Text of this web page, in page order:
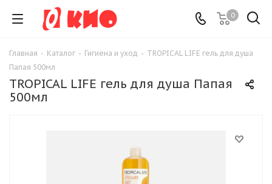
0
Главная - Каталог - Гигиена и уход - TROPICAL LIFE гель для душа
Папая 500мл
TROPICAL LIFE гель для душа Папая
500мл